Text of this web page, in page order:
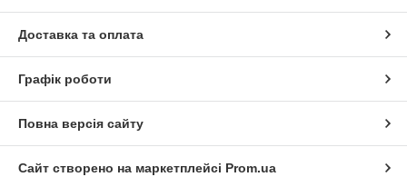
Доставка та оплата
Графік роботи
Повна версія сайту
Сайт створено на маркетплейсі Prom.ua